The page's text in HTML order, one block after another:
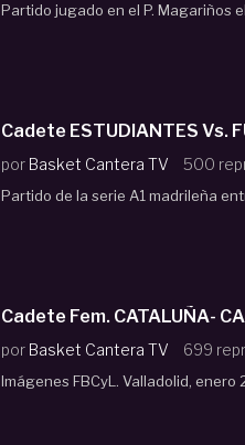
Partido jugado en el P. Magariños
por Basket Cantera TV 500
Partido de la serie A1 madrileña
por Basket Cantera TV 699
Imágenes FBCyL. Valladolid, enero